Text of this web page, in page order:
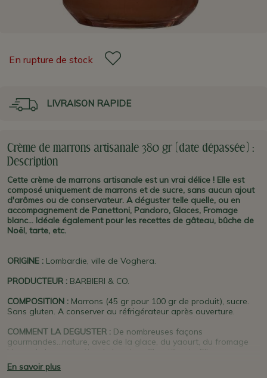
En rupture de stock
LIVRAISON RAPIDE
Crème de marrons artisanale 380 gr (date dépassée) :
Description
Cette crème de marrons artisanale est un vrai délice ! Elle est
composé uniquement de marrons et de sucre, sans aucun ajout
d'arômes ou de conservateur. A déguster telle quelle, ou en
accompagnement de Panettoni, Pandoro, Glaces, Fromage
blanc... Idéale également pour les recettes de gâteau, bûche de
Noël, tarte, etc.
ORIGINE : Lombardie, ville de Voghera.
PRODUCTEUR : BARBIERI & CO.
COMPOSITION : Marrons (45 gr pour 100 gr de produit), sucre.
Sans gluten. A conserver au réfrigérateur après ouverture.
COMMENT LA DEGUSTER : De nombreuses façons
gourmandes...nature, avec de la glace, du yaourt, du fromage
blanc, de la panacotta, de la crème Chantilly, etc. Elle sera
parfaite pour créer une pâtisserie au marrons (ex : bûche à la
crème de marrons).
En savoir plus